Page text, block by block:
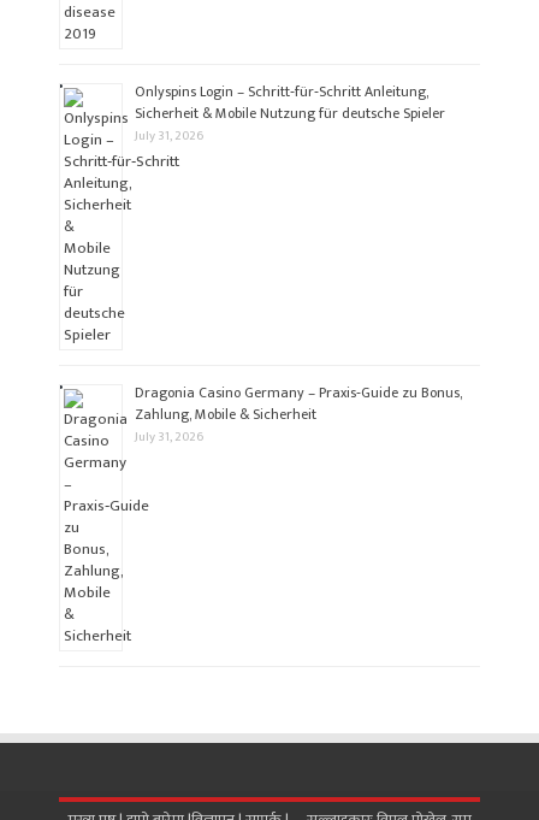
Onlyspins Login – Schritt‑für‑Schritt Anleitung,
Sicherheit & Mobile Nutzung für deutsche Spieler
July 31, 2026
Dragonia Casino Germany – Praxis‑Guide zu Bonus,
Zahlung, Mobile & Sicherheit
July 31, 2026